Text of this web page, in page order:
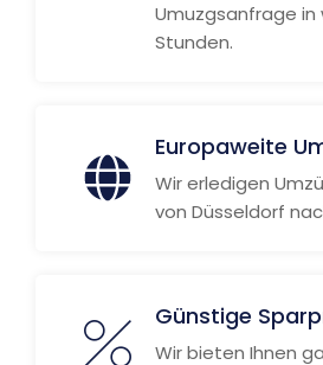
Umuzgsanfrage in
Stunden.
Europaweite
Wir erledigen
von Düsseldorf
Günstige
Wir bieten Ihnen